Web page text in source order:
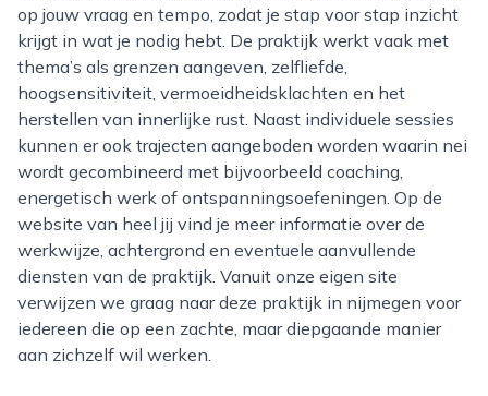
op jouw vraag en tempo, zodat je stap voor stap inzicht
krijgt in wat je nodig hebt. De praktijk werkt vaak met
thema’s als grenzen aangeven, zelfliefde,
hoogsensitiviteit, vermoeidheidsklachten en het
herstellen van innerlijke rust. Naast individuele sessies
kunnen er ook trajecten aangeboden worden waarin nei
wordt gecombineerd met bijvoorbeeld coaching,
energetisch werk of ontspanningsoefeningen. Op de
website van heel jij vind je meer informatie over de
werkwijze, achtergrond en eventuele aanvullende
diensten van de praktijk. Vanuit onze eigen site
verwijzen we graag naar deze praktijk in nijmegen voor
iedereen die op een zachte, maar diepgaande manier
aan zichzelf wil werken.